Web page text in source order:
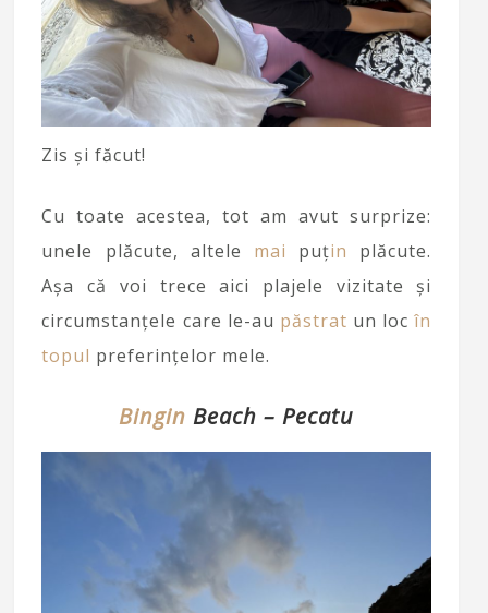
Zis și făcut!
Cu toate acestea, tot am avut surprize:
unele plăcute, altele mai puțin plăcute.
Așa că voi trece aici plajele vizitate și
circumstanțele care le-au păstrat un locîn
topul preferințelor mele.
Bingin Beach – Pecatu